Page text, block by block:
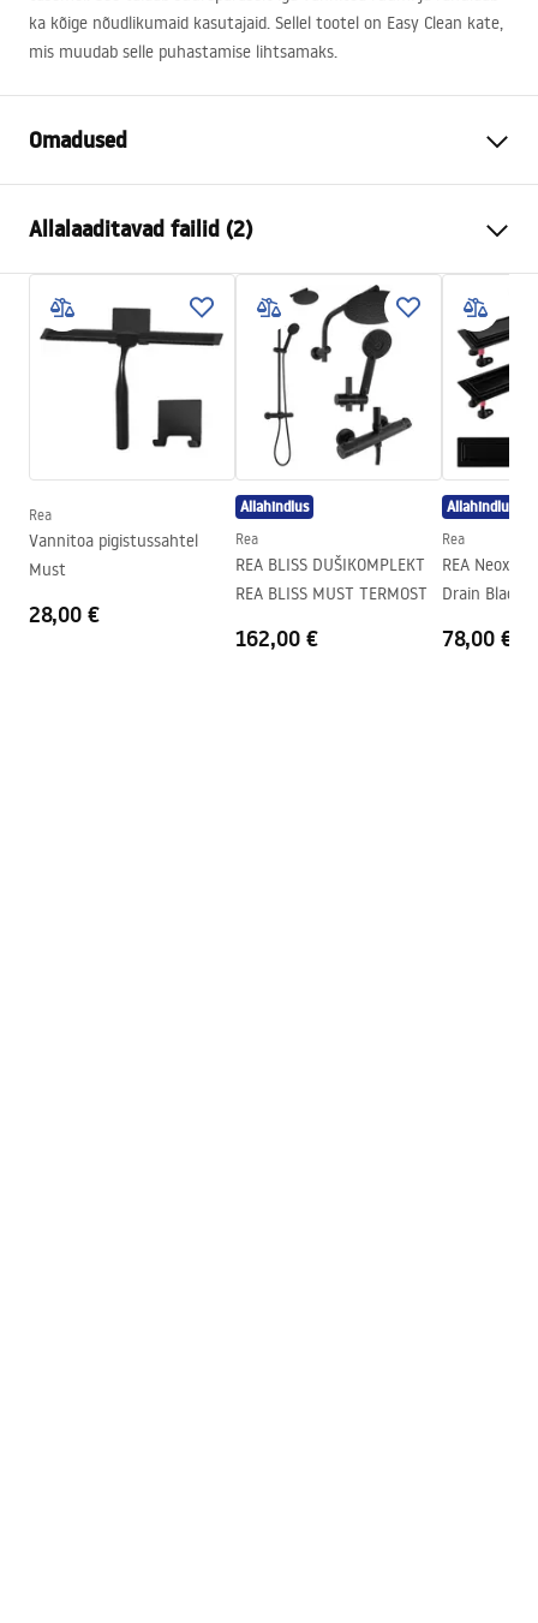
ka kõige nõudlikumaid kasutajaid. Sellel tootel on Easy Clean kate,
mis muudab selle puhastamise lihtsamaks.
Omadused
Värv
Kabiini tüüp
Nurgas
Klaasi värvus
Transparent 6mm
Avamismeetod
Kallutatav
Paigaldamine
Dušialusel või põrandal
2005
mm
Universaalne
Garantii
24 kuud
Easy Clean kate
Allalaaditavad failid (2)
shower manual
shower manual.pdf
Instrukcja montażu
Instrukcja_kabiny_Hugo_PL.pdf
Rea
Vannitoa pigistussahtel
Must
28,00 €
Allahindlus
Rea
REA BLISS DUŠIKOMPLEKT
REA BLISS MUST TERMOST
162,00 €
Allahindlus
Rea
REA Neox
Drain Black
78,00 €